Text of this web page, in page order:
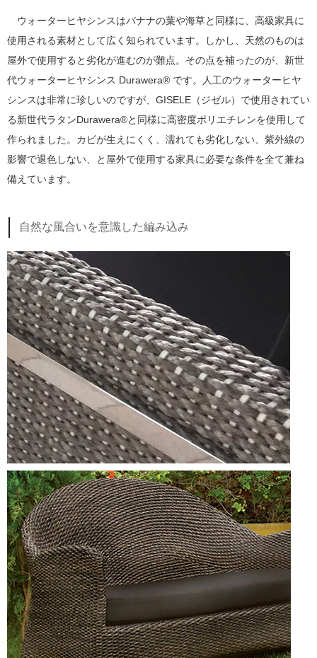
ウォーターヒヤシンスはバナナの葉や海草と同様に、高級家具に
使用される素材として広く知られています。しかし、天然のものは
屋外で使用すると劣化が進むのが難点。その点を補ったのが、新世
代ウォーターヒヤシンス Durawera® です。人工のウォーターヒヤ
シンスは非常に珍しいのですが、GISELE（ジゼル）で使用されてい
る新世代ラタンDurawera®と同様に高密度ポリエチレンを使用して
作られました。カビが生えにくく、濡れても劣化しない、紫外線の
影響で退色しない、と屋外で使用する家具に必要な条件を全て兼ね
備えています。
自然な風合いを意識した編み込み